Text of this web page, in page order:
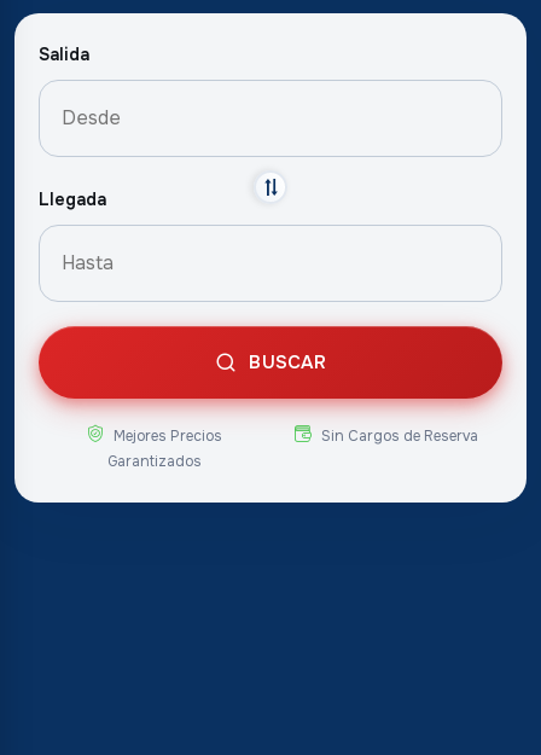
Salida
Llegada
BUSCAR
Mejores Precios
Garantizados
Sin Cargos de Reserva